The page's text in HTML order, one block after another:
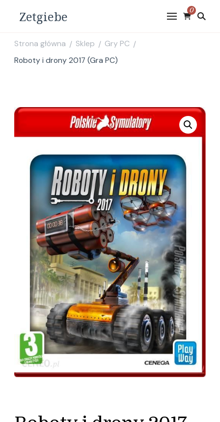
Zetgiebe 0
Strona główna / Sklep / Gry PC /
Roboty i drony 2017 (Gra PC)